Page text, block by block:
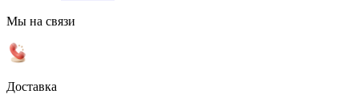
Мы на связи
Доставка